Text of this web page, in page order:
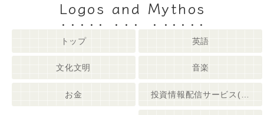
Logos and Mythos
トップ 英語
文化文明 音楽
お金